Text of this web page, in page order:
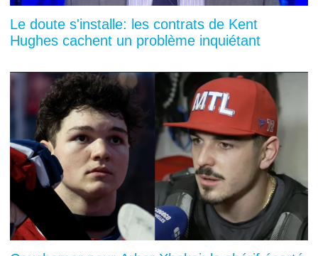
Le doute s'installe: les contrats de Kent
Hughes cachent un problème inquiétant